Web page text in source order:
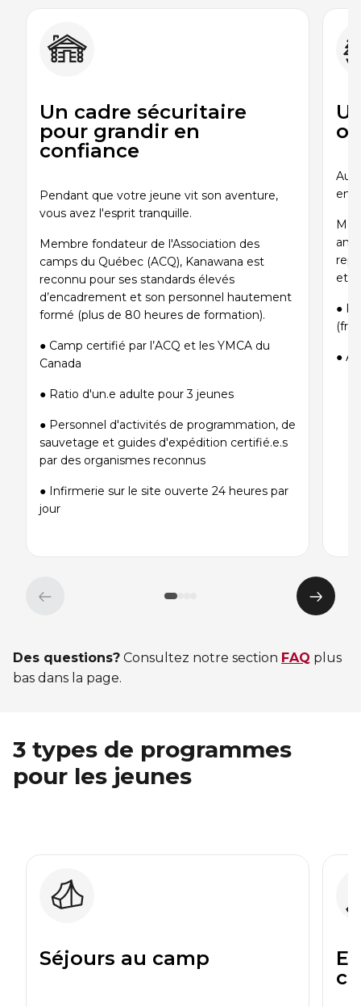
Sauvetage
ÉCHANGES CULTURELS
ZONES JEUNESSE
Un cadre sécuritaire
pour grandir en
confiance
Pendant que votre jeune vit son aventure,
vous avez l'esprit tranquille.
Membre fondateur de l'Association des
camps du Québec (ACQ), Kanawana est
reconnu pour ses standards élevés
d’encadrement et son personnel hautement
formé (plus de 80 heures de formation).
● Camp certifié par l’ACQ et les YMCA du
Canada
● Ratio d'un.e adulte pour 3 jeunes
● Personnel d'activités de programmation, de
sauvetage et guides d'expédition certifié.e.s
par des organismes reconnus
● Infirmerie sur le site ouverte 24 heures par
jour
Au
et
●
●
Élément
suivant
Des questions? Consultez notre section FAQ plus
bas dans la page.
3 types de programmes
pour les jeunes
Séjours au camp